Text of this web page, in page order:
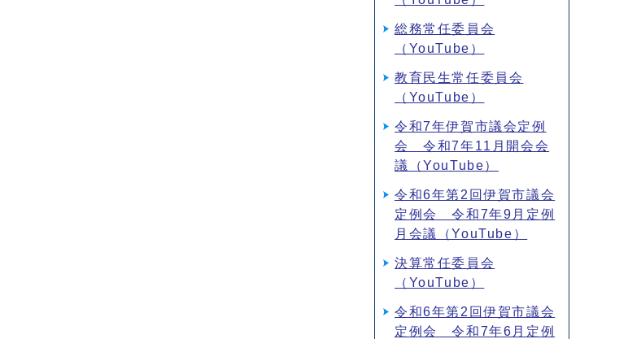
総務常任委員会
（YouTube）
教育民生常任委員会
（YouTube）
令和7年伊賀市議会定例
会 令和7年11月開会会
議（YouTube）
令和6年第2回伊賀市議会
定例会 令和7年9月定例
月会議（YouTube）
決算常任委員会
（YouTube）
令和6年第2回伊賀市議会
定例会 令和7年6月定例